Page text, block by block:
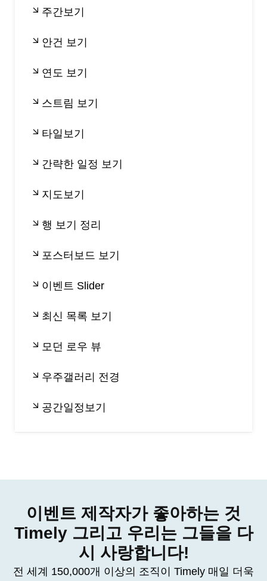
주간보기
안건 보기
연도 보기
스트림 보기
타일보기
간략한 일정 보기
지도보기
행 보기 정리
포스터보드 보기
이벤트 Slider
최신 목록 보기
모던 로우 뷰
우주갤러리 전경
공간일정보기
이벤트 제작자가 좋아하는 것
Timely 그리고 우리는 그들을 다
시 사랑합니다!
전 세계 150,000개 이상의 조직이 Timely 매일 더욱